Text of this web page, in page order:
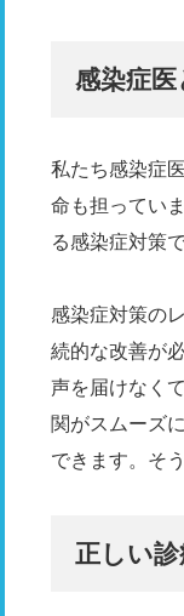
感染症
私たち感染症
命も担ってい
る感染症対策
感染症対策の
続的な改善が
声を届けなく
関がスムーズ
できます。そ
正しい